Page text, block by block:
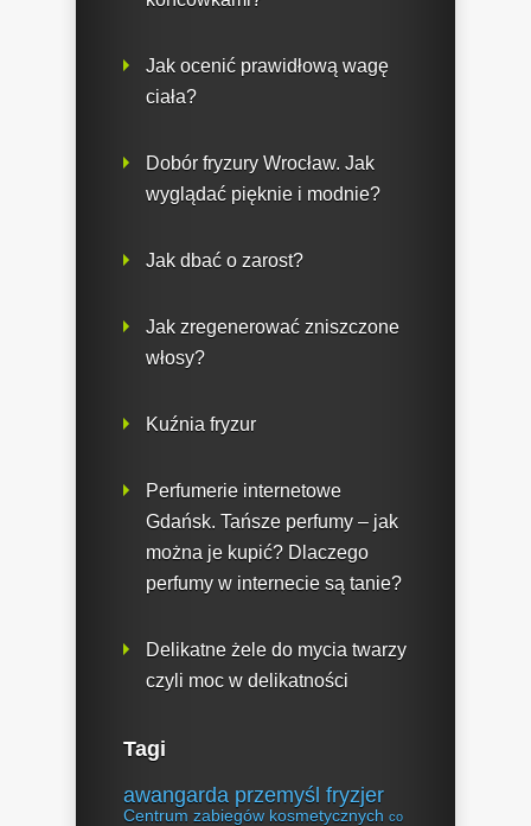
Jak ocenić prawidłową wagę
ciała?
Dobór fryzury Wrocław. Jak
wyglądać pięknie i modnie?
Jak dbać o zarost?
Jak zregenerować zniszczone
włosy?
Kuźnia fryzur
Perfumerie internetowe
Gdańsk. Tańsze perfumy – jak
można je kupić? Dlaczego
perfumy w internecie są tanie?
Delikatne żele do mycia twarzy
czyli moc w delikatności
Tagi
awangarda przemyśl fryzjer
Centrum zabiegów kosmetycznych co